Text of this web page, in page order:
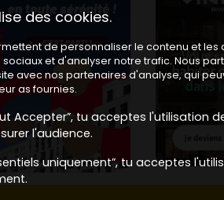
des cookies.
de personnaliser le contenu et
et d'analyser notre trafic. Nous
avec nos partenaires d'analyse, qui
as fournies.
Accepter”, tu acceptes l'utilisation
l'audience.
uniquement”, tu acceptes